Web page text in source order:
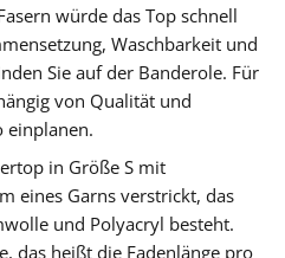
würde das Top schnell
Waschbarkeit und
Sie auf der Banderole. Für
von Qualität und
einplanen.
in Größe S mit
eines Garns verstrickt, das
und Polyacryl besteht.
das heißt die Fadenlänge pro